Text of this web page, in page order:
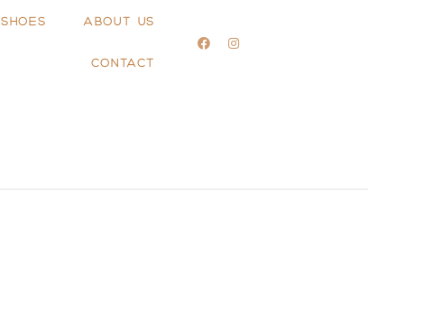
SHOES ABOUT US
CONTACT